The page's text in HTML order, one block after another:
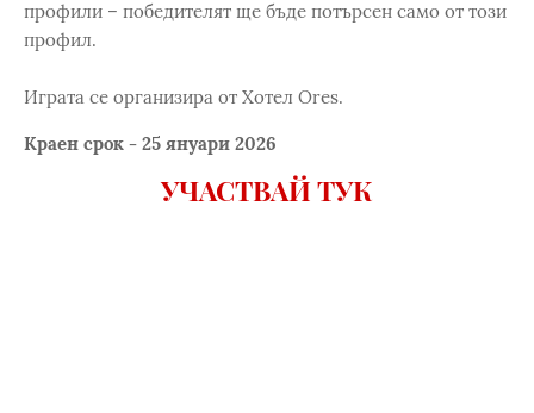
профили – победителят ще бъде потърсен само от този
профил.
Играта се организира от Хотел Ores.
Краен срок - 25 януари 2026
УЧАСТВАЙ ТУК